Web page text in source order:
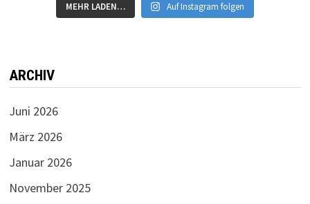
MEHR LADEN… Auf Instagram folgen
ARCHIV
Juni 2026
März 2026
Januar 2026
November 2025